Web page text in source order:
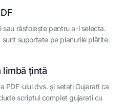
sau răsfoiește pentru a-l selecta.
sunt suportate pe planurile plătite.
limbă țintă
PDF-ului dvs. și setați Gujarati ca
scriptul complet gujarati cu